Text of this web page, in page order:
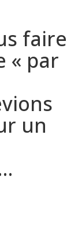
faire
« par
un